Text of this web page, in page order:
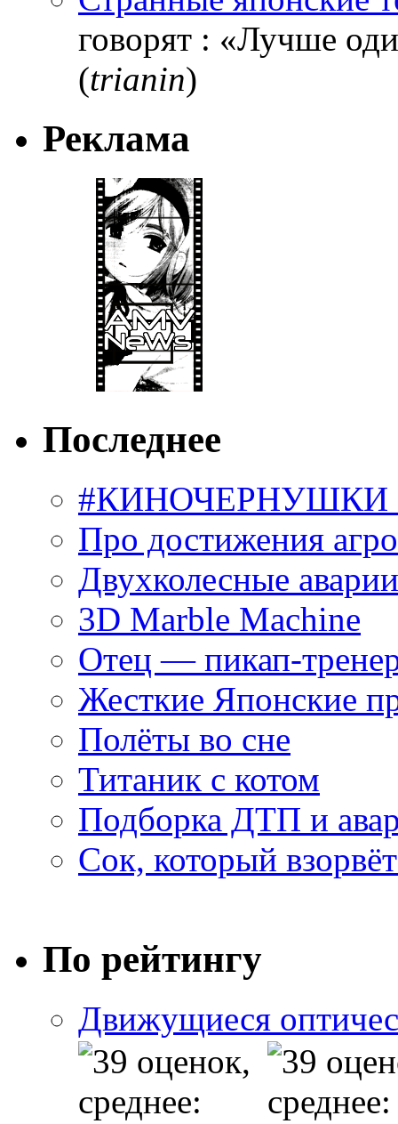
говорят : «Лучше
(trianin)
Реклама
Последнее
#КИНОЧЕРНУШКИ
Про достижения
Двухколесные
3D Marble Machine
Отец — пикап-
Жесткие Японские
Полёты во сне
Титаник с котом
Подборка ДТП и
Сок, который
По рейтингу
Движущиеся